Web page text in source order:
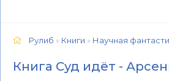
Рулиб » Книги » Научная
Книга Суд идёт -